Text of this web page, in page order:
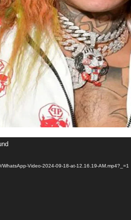
Video-2024-09-18-at-12.16.19-AM.mp4?_=1